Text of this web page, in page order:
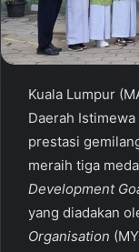
Kuala Lumpur
Daerah
prestasi
meraih tiga
Development
yang diadakan
Organisation